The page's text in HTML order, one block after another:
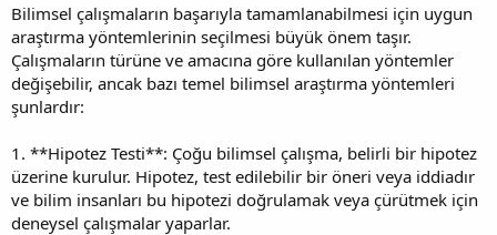
Bilimsel çalışmaların başarıyla tamamlanabilmesi için uygun
araştırma yöntemlerinin seçilmesi büyük önem taşır.
Çalışmaların türüne ve amacına göre kullanılan yöntemler
değişebilir, ancak bazı temel bilimsel araştırma yöntemleri
şunlardır:
1. **Hipotez Testi**: Çoğu bilimsel çalışma, belirli bir hipotez
üzerine kurulur. Hipotez, test edilebilir bir öneri veya iddiadır
ve bilim insanları bu hipotezi doğrulamak veya çürütmek için
deneysel çalışmalar yaparlar.